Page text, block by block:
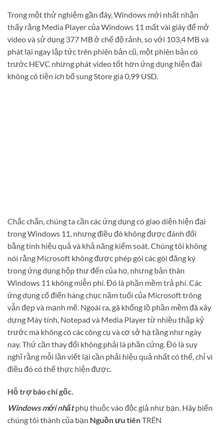
Trong một thử nghiệm gần đây, Windows mới nhất nhận
thấy rằng Media Player của Windows 11 mất vài giây để mở
video và sử dụng 377 MB ở chế độ rảnh, so với 103,4 MB và
phát lại ngay lập tức trên phiên bản cũ, một phiên bản có
trước HEVC nhưng phát video tốt hơn ứng dụng hiện đại
không có tiện ích bổ sung Store giá 0,99 USD.
Chắc chắn, chúng ta cần các ứng dụng có giao diện hiện đại
trong Windows 11, nhưng điều đó không được đánh đổi
bằng tính hiệu quả và khả năng kiểm soát. Chúng tôi không
nói rằng Microsoft không được phép gói các gói đăng ký
trong ứng dụng hộp thư đến của họ, nhưng bản thân
Windows 11 không miễn phí. Đó là phần mềm trả phí. Các
ứng dụng cổ điển hàng chục năm tuổi của Microsoft trông
vẫn đẹp và mạnh mẽ. Ngoài ra, gã khổng lồ phần mềm đã xây
dựng Máy tính, Notepad và Media Player từ nhiều thập kỷ
trước mà không có các công cụ và cơ sở hạ tầng như ngày
nay. Thứ cần thay đổi không phải là phần cứng. Đó là suy
nghĩ rằng mỗi lần viết lại cần phải hiệu quả nhất có thể, chỉ vì
điều đó có thể thực hiện được.
Hỗ trợ báo chí gốc.
Windows mới nhấtphụ thuộc vào độc giả như bạn. Hãy biến
chúng tôi thành của bạn Nguồn ưu tiênTRÊN